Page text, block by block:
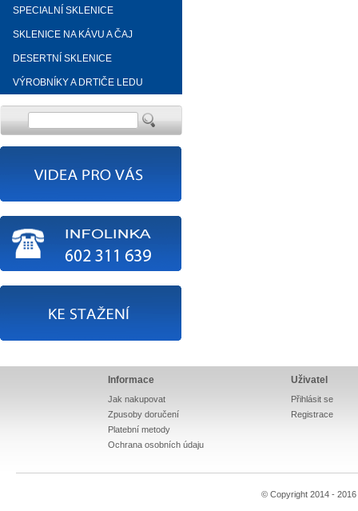
SPECIALNÍ SKLENICE
SKLENICE NA KÁVU A ČAJ
DESERTNÍ SKLENICE
VÝROBNÍKY A DRTIČE LEDU
Informace
Jak nakupovat
Zpusoby doručení
Platební metody
Ochrana osobních údaju
Uživatel
Přihlásit se
Registrace
© Copyright 2014 - 2016